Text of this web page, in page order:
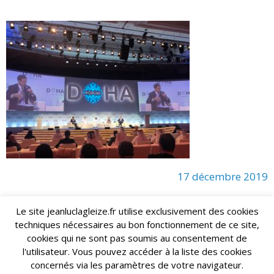
17 décembre 2019
Jean-Luc LAGLEIZE - e-mail : lagleize2024@gmail.com
Mentions Légales- Copyright © 2024. Tous droits réservés.
Le site jeanluclagleize.fr utilise exclusivement des cookies
techniques nécessaires au bon fonctionnement de ce site,
cookies qui ne sont pas soumis au consentement de
l'utilisateur. Vous pouvez accéder à la liste des cookies
concernés via les paramètres de votre navigateur.